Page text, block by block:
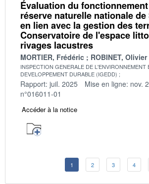
Évaluation du
réserve naturelle nationale
en lien avec la gestion des
Conservatoire de l'espace
rivages lacustres
MORTIER, Frédéric ROBINET, Olivier
INSPECTION GENERALE DE L'ENVIRONNEMENT
DEVELOPPEMENT DURABLE (IGEDD)
Rapport: juil. 2025 Mise en ligne: nov.
n°016011-01
Accéder à la notice
1 2 3 4